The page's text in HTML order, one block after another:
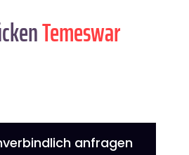
Temeswar
anfragen